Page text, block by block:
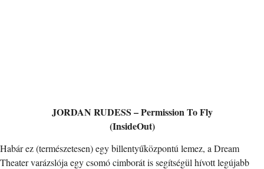
JORDAN RUDESS – Permission To Fly
(InsideOut)
Habár ez (természetesen) egy billentyűközpontú lemez, a Dream
Theater varázslója egy csomó cimborát is segítségül hívott legújabb